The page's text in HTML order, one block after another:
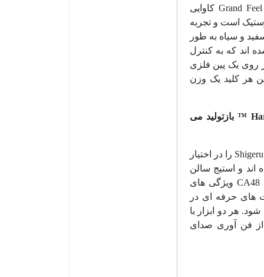
Grand کاوایی
است و تجربه
واقع گرایانه پیانو برای نوازنده ایجاد می کند. تمامی 88 کلید سفید و سیاه به طور
اند که به کنترل
روی یک پین فلزی
هر کلید یک وزن
™بازتولید می
را در اختیار
اند و استیج سالن
CA48 ویژگی های
های حرفه ای در
هر دو ابزار با